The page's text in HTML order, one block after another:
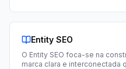
Entity SEO
O Entity SEO foca-se na
marca clara e interconectada